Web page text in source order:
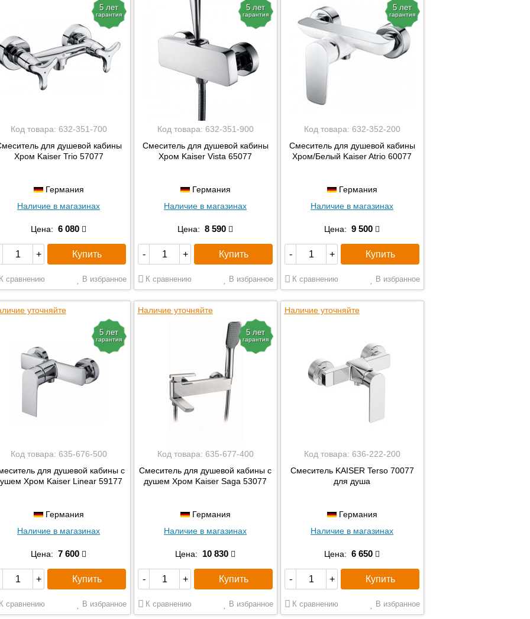
5 лет
гарантия
Код товара: 632-351-700
для душевой кабины
Хром Kaiser Trio 57077
Германия
Наличие в магазинах
Цена: 6 080
+ Купить
сравнению В избранное
5 лет
гарантия
Код товара: 632-351-900
Смеситель для душевой кабины
Хром Kaiser Vista 65077
Германия
Наличие в магазинах
Цена: 8 590
- + Купить
К сравнению В избранное
5 лет
гарантия
Код товара: 632-352-200
Смеситель для душевой кабины
Хром/Белый Kaiser Atrio 60077
Германия
Наличие в магазинах
Цена: 9 500
- + Купить
К сравнению В избранное
уточняйте
5 лет
гарантия
Код товара: 635-676-500
для душевой кабины с
Хром Kaiser Linear 59177
Германия
Наличие в магазинах
Цена: 7 600
+ Купить
сравнению В избранное
Наличие уточняйте
5 лет
гарантия
Код товара: 635-677-400
Смеситель для душевой кабины с
душем Хром Kaiser Saga 53077
Германия
Наличие в магазинах
Цена: 10 830
- + Купить
К сравнению В избранное
Наличие уточняйте
Код товара: 636-222-200
Смеситель KAISER Terso 70077
для душа
Германия
Наличие в магазинах
Цена: 6 650
- + Купить
К сравнению В избранное